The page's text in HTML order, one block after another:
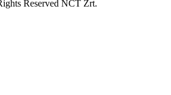
Reserved NCT Zrt.